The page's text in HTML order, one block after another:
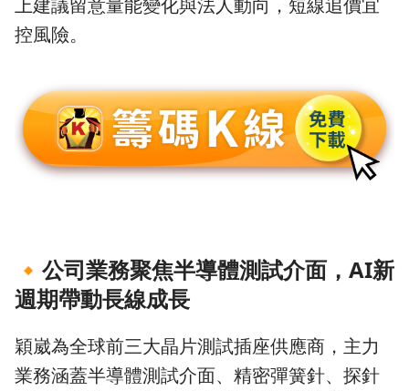
上建議留意量能變化與法人動向，短線追價宜
控風險。
🔸 公司業務聚焦半導體測試介面，AI新
週期帶動長線成長
穎崴為全球前三大晶片測試插座供應商，主力
業務涵蓋半導體測試介面、精密彈簧針、探針